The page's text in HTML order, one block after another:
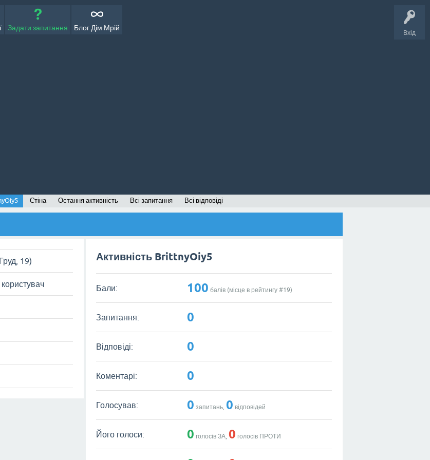
Вхід
Задати запитання Блог Дім Мрій
Стіна Остання активність Всі запитання Всі відповіді
19) Активність BrittnyOiy5
Бали: 100 балів (місце в рейтингу #19)
Запитання: 0
Відповіді: 0
Коментарі: 0
Голосував: 0 запитань,0 відповідей
Його голоси: 0 голосів ЗА,0 голосів ПРОТИ